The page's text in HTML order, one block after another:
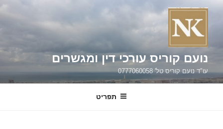
דילוג
נועם קוריס עורכי דין ומגשרים
עו"ד נועם קוריס טל' 0777060058
תפריט